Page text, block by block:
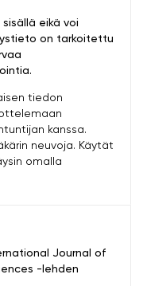
Journal of
-lehden
eikä voi
on tarkoitettu
tiedon
kanssa.
neuvoja. Käytät
omalla